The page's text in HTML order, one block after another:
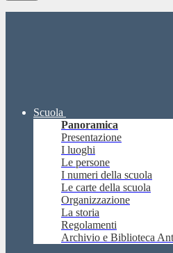
Scuola
Panoramica
Presentazione
I luoghi
Le persone
I numeri della scuola
Le carte della scuola
Organizzazione
La storia
Regolamenti
Archivio e Biblioteca